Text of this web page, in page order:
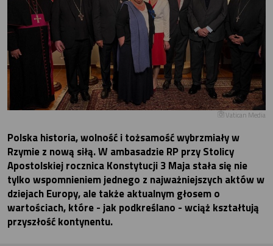
Vatican Media
Polska historia, wolność i tożsamość wybrzmiały w
Rzymie z nową siłą. W ambasadzie RP przy Stolicy
Apostolskiej rocznica Konstytucji 3 Maja stała się nie
tylko wspomnieniem jednego z najważniejszych aktów w
dziejach Europy, ale także aktualnym głosem o
wartościach, które - jak podkreślano - wciąż kształtują
przyszłość kontynentu.